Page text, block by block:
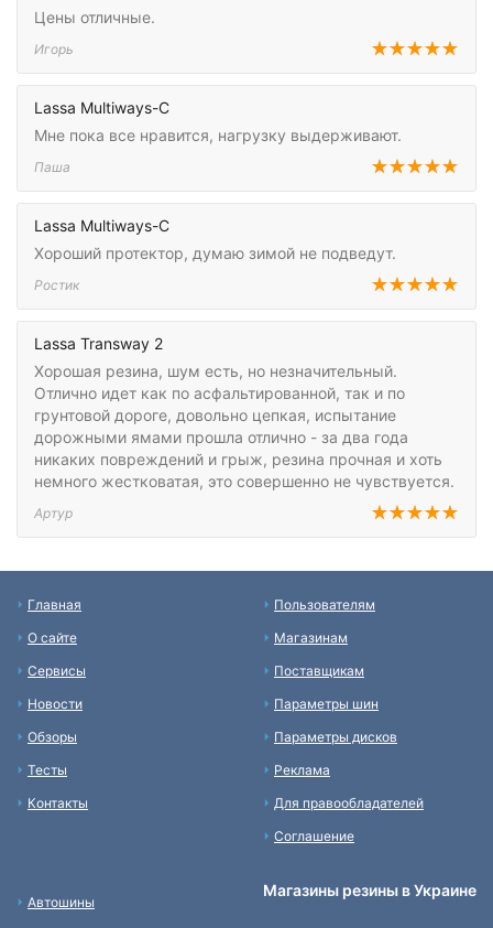
Цены отличные.
Игорь
Lassa Multiways-C
Мне пока все нравится, нагрузку выдерживают.
Паша
Lassa Multiways-C
Хороший протектор, думаю зимой не подведут.
Ростик
Lassa Transway 2
Хорошая резина, шум есть, но незначительный.
Отлично идет как по асфальтированной, так и по
грунтовой дороге, довольно цепкая, испытание
дорожными ямами прошла отлично - за два года
никаких повреждений и грыж, резина прочная и хоть
немного жестковатая, это совершенно не чувствуется.
Артур
Главная
О сайте
Сервисы
Новости
Обзоры
Тесты
Контакты
Пользователям
Магазинам
Поставщикам
Параметры шин
Параметры дисков
Реклама
Для правообладателей
Соглашение
Автошины
Магазины резины в Украине